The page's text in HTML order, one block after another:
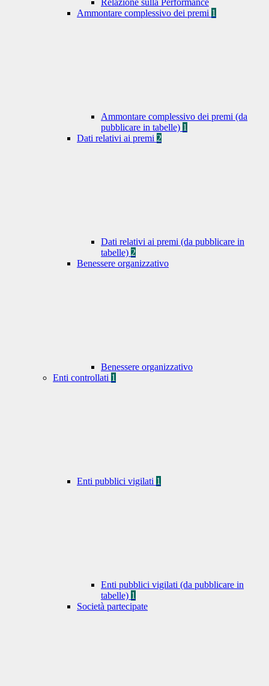
Relazione sulla Performance
Ammontare complessivo dei premi 1
Ammontare complessivo dei premi (da
pubblicare in tabelle) 1
Dati relativi ai premi 2
Dati relativi ai premi (da pubblicare in
tabelle) 2
Benessere organizzativo
Benessere organizzativo
Enti controllati 1
Enti pubblici vigilati 1
Enti pubblici vigilati (da pubblicare in
tabelle) 1
Società partecipate